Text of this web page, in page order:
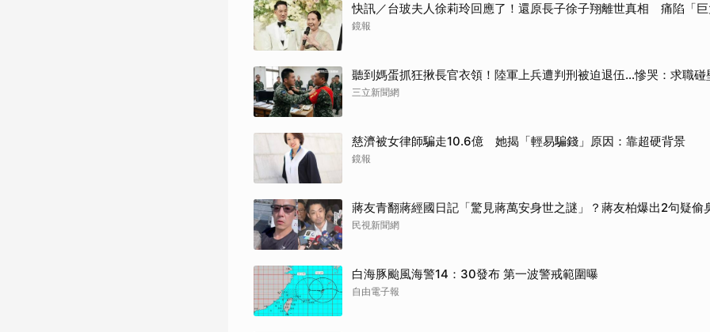
快訊／台玻夫人徐莉玲回應了！還原長子徐子翔離世真相 痛陷「
鏡報
聽到媽蛋抓狂揪長官衣領！陸軍上兵遭判刑被迫退伍…慘哭：求職碰
三立新聞網
慈濟被女律師騙走10.6億 她揭「輕易騙錢」原因：靠超硬背景
鏡報
蔣友青翻蔣經國日記「驚見蔣萬安身世之謎」？蔣友柏爆出2句疑偷
民視新聞網
白海豚颱風海警14：30發布 第一波警戒範圍曝
自由電子報